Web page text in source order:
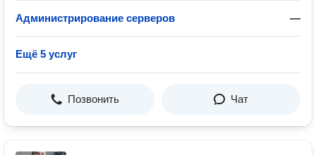
Администрирование серверов —
Ещё 5 услуг
Позвонить Чат